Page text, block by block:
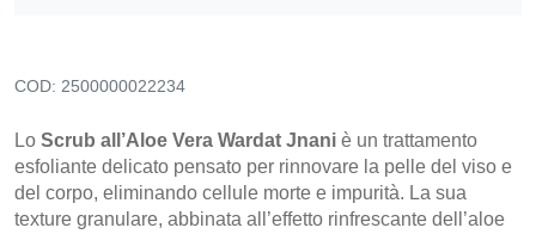
Latte e derivati
Pasticceria e dolci
Cosmesi
COD: 2500000022234
Lo Scrub all’Aloe Vera Wardat Jnani è un trattamento
esfoliante delicato pensato per rinnovare la pelle del viso e
del corpo, eliminando cellule morte e impurità. La sua
texture granulare, abbinata all’effetto rinfrescante dell’aloe